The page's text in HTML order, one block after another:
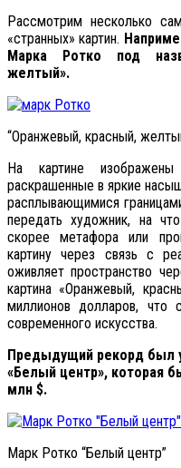
Рассмотрим несколько
«странных» картин.
Марка Ротко под
желтый».
“Оранжевый, красный,
На картине изображены
раскрашенные в яркие
расплывающимися
передать художник, на
скорее метафора или
картину через связь с
оживляет пространство
картина «Оранжевый,
миллионов долларов, что
современного искусства.
Предыдущий рекорд был
«Белый центр», которая
млн $.
Марк Ротко “Белый центр”